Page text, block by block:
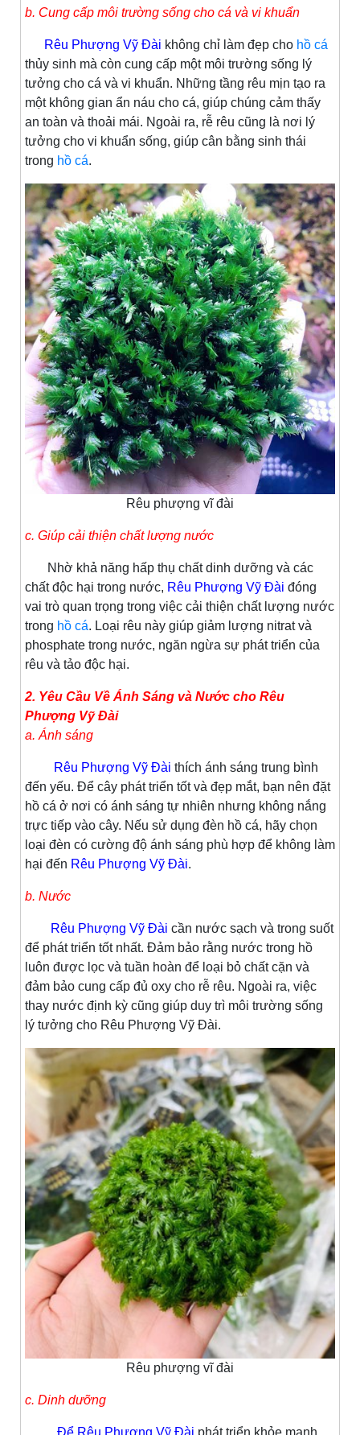
b. Cung cấp môi trường sống cho cá và vi khuẩn
Rêu Phượng Vỹ Đài không chỉ làm đẹp cho hồ cá
thủy sinh mà còn cung cấp một môi trường sống lý
tưởng cho cá và vi khuẩn. Những tầng rêu mịn tạo ra
một không gian ẩn náu cho cá, giúp chúng cảm thấy
an toàn và thoải mái. Ngoài ra, rễ rêu cũng là nơi lý
tưởng cho vi khuẩn sống, giúp cân bằng sinh thái
trong hồ cá.
Rêu phượng vĩ đài
c. Giúp cải thiện chất lượng nước
Nhờ khả năng hấp thụ chất dinh dưỡng và các
chất độc hại trong nước, Rêu Phượng Vỹ Đài đóng
vai trò quan trọng trong việc cải thiện chất lượng nước
trong hồ cá. Loại rêu này giúp giảm lượng nitrat và
phosphate trong nước, ngăn ngừa sự phát triển của
rêu và tảo độc hại.
2. Yêu Cầu Về Ánh Sáng và Nước cho Rêu
Phượng Vỹ Đài
a. Ánh sáng
Rêu Phượng Vỹ Đài thích ánh sáng trung bình
đến yếu. Để cây phát triển tốt và đẹp mắt, bạn nên đặt
hồ cá ở nơi có ánh sáng tự nhiên nhưng không nắng
trực tiếp vào cây. Nếu sử dụng đèn hồ cá, hãy chọn
loại đèn có cường độ ánh sáng phù hợp để không làm
hại đến Rêu Phượng Vỹ Đài.
b. Nước
Rêu Phượng Vỹ Đài cần nước sạch và trong suốt
để phát triển tốt nhất. Đảm bảo rằng nước trong hồ
luôn được lọc và tuần hoàn để loại bỏ chất cặn và
đảm bảo cung cấp đủ oxy cho rễ rêu. Ngoài ra, việc
thay nước định kỳ cũng giúp duy trì môi trường sống
lý tưởng cho Rêu Phượng Vỹ Đài.
Rêu phượng vĩ đài
c. Dinh dưỡng
Để Rêu Phượng Vỹ Đài phát triển khỏe mạnh,